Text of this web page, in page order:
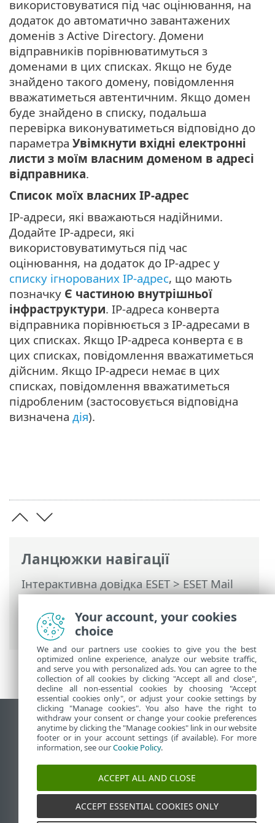
Ланцюжки навігації
Інтерактивна довідка ESET>ESET Mail
Security>Додаткові параметри>
Сервер>Захист від спаму> Захист від
підміни відправника
використовуватися під час оцінювання, на
додаток до автоматично завантажених
доменів з Active Directory. Домени
відправників порівнюватимуться з
доменами в цих списках. Якщо не буде
знайдено такого домену, повідомлення
вважатиметься автентичним. Якщо домен
буде знайдено в списку, подальша
перевірка виконуватиметься відповідно до
параметра Увімкнути вхідні електронні
листи з моїм власним доменом в адресі
відправника.
Список моїх власних IP-адрес
IP-адреси, які вважаються надійними.
Додайте IP-адреси, які
використовуватимуться під час
оцінювання, на додаток до IP-адрес у
списку ігнорованих IP-адрес, що мають
позначку Є частиною внутрішньої
інфраструктури. IP-адреса конверта
відправника порівнюється з IP-адресами в
цих списках. Якщо IP-адреса конверта є в
цих списках, повідомлення вважатиметься
дійсним. Якщо IP-адреси немає в цих
списках, повідомлення вважатиметься
підробленим (застосовується відповідна
визначена дія).
Переглянути повну версію
End of Life
База знань ESET
Форум ESET
ESET Status Portal
Регіональна підтримка
Your account, your cookies
choice
We and our partners use cookies to give you the best
optimized online experience, analyze our website traffic,
and serve you with personalized ads. You can agree to the
collection of all cookies by clicking "Accept all and close",
decline all non-essential cookies by choosing "Accept
essential cookies only", or adjust your cookie settings by
clicking "Manage cookies". You also have the right to
withdraw your consent or change your cookie preferences
anytime by clicking the "Manage cookies" link in our website
footer or in your account settings (if available). For more
information, see ourCookie Policy.
ACCEPT ALL AND CLOSE
ACCEPT ESSENTIAL COOKIES ONLY